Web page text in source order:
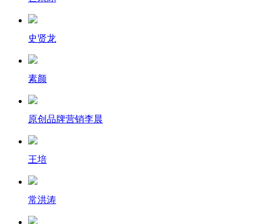
史贤龙
素颜
原创品牌营销李晨
王培
常洪涛